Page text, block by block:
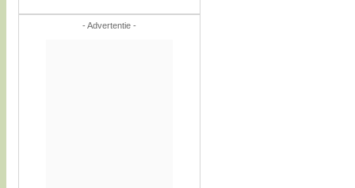
- Advertentie -